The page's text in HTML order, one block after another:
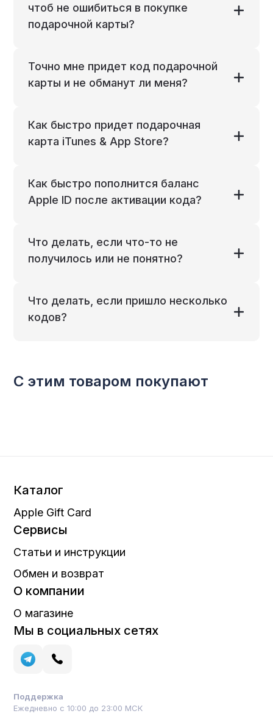
чтоб не ошибиться в покупке
подарочной карты?
Точно мне придет код подарочной
карты и не обманут ли меня?
Как быстро придет подарочная
карта iTunes & App Store?
Как быстро пополнится баланс
Apple ID после активации кода?
Что делать, если что-то не
получилось или не понятно?
Что делать, если пришло несколько
кодов?
С этим товаром покупают
Каталог
Apple Gift Card
Сервисы
Статьи и инструкции
Обмен и возврат
О компании
О магазине
Мы в социальных сетях
Поддержка
Ежедневно с 10:00 до 23:00 МСК